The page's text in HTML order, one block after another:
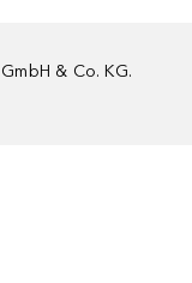
& Co. KG.